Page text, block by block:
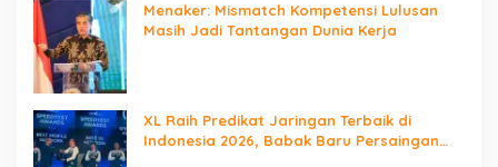
Menaker: Mismatch Kompetensi Lulusan
Masih Jadi Tantangan Dunia Kerja
XL Raih Predikat Jaringan Terbaik di
Indonesia 2026, Babak Baru Persaingan